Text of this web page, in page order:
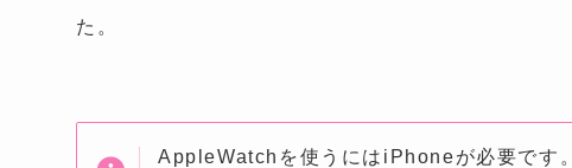
た。
AppleWatchを使うにはiPhoneが必要です。